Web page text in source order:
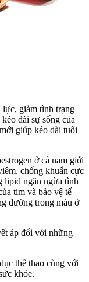
lực, giảm tình trạng
dài sự sống của
giúp kéo dài tuổi
ở cả nam giới
chống khuẩn cực
lipid ngăn ngừa tình
tim và bảo vệ tế
đường trong máu ở
áp đối với những
thể thao cùng với
khỏe.